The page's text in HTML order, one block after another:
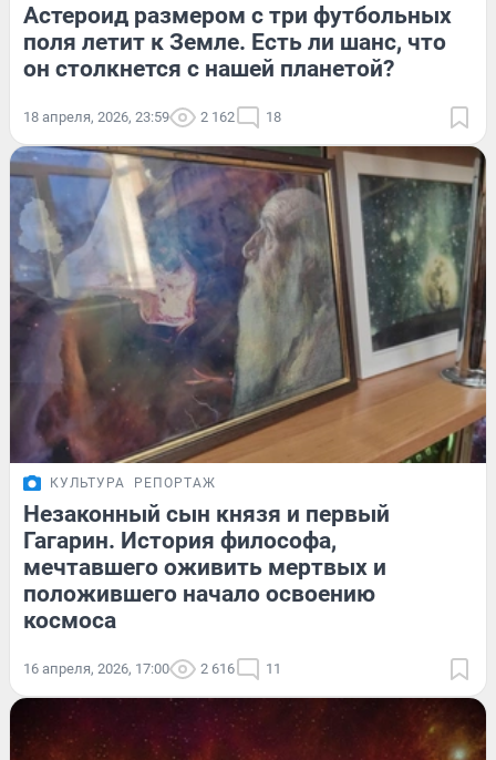
Астероид размером с три футбольных
поля летит к Земле. Есть ли шанс, что
он столкнется с нашей планетой?
18 апреля, 2026, 23:59 2 162 18
КУЛЬТУРА РЕПОРТАЖ
Незаконный сын князя и первый
Гагарин. История философа,
мечтавшего оживить мертвых и
положившего начало освоению
космоса
16 апреля, 2026, 17:00 2 616 11